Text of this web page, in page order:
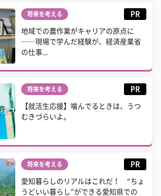
将来を考える PR
地域での農作業がキャリアの原点に
──現場で学んだ経験が、経済産業省
の仕事...
将来を考える PR
【就活生応援】噛んでるときは、うつ
むきづらいよ。
将来を考える PR
愛知暮らしのリアルはこれだ！ “ちょ
うどいい暮らし”ができる愛知県での